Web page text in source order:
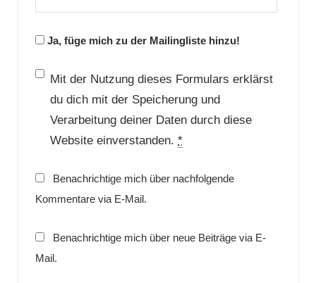
Ja, füge mich zu der Mailingliste hinzu!
Mit der Nutzung dieses Formulars erklärst
du dich mit der Speicherung und
Verarbeitung deiner Daten durch diese
Website einverstanden. *
Benachrichtige mich über nachfolgende
Kommentare via E-Mail.
Benachrichtige mich über neue Beiträge via E-
Mail.